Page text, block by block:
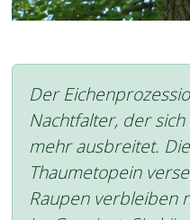
Der
Nachtfalter, der
mehr ausbreitet.
Thaumetopein
Raupen verbleiben